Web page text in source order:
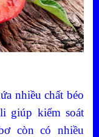
nhiều chất béo
giúp kiểm soát
còn có nhiều